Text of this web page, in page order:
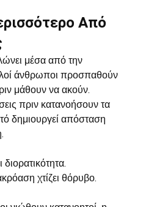
Από
μέσα από την
άνθρωποι προσπαθούν
μάθουν να ακούν.
πριν κατανοήσουν τα
δημιουργεί απόσταση
χτίζει θόρυβο.